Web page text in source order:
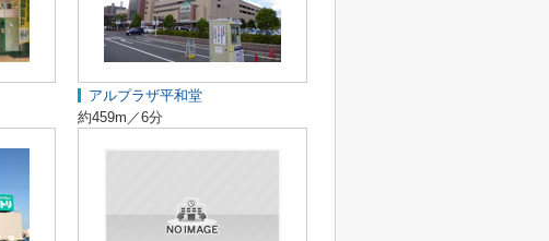
アルプラザ平和堂
約459m／6分